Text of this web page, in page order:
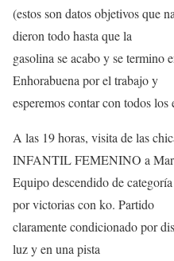
(estos son datos objetivos que
dieron todo hasta que la
gasolina se acabo y se termino
Enhorabuena por el trabajo y
esperemos contar con todos
A las 19 horas, visita de las
INFANTIL FEMENINO a
Equipo descendido de
por victorias con ko. Partido
claramente condicionado por
luz y en una pista